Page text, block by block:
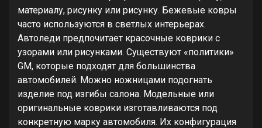
материалу, рисунку или рисунку. Бежевые ковры
часто используются в светлых интерьерах.
Автоледи предпочитает красочные коврики с
узорами или рисунками. Существуют «политики»
GM, которые подходят для большинства
автомобилей. Можно ножницами подогнать
изделие под изгибы салона. Модельные или
оригинальные коврики изготавливаются под
конкретную марку автомобиля. Их конфигурация